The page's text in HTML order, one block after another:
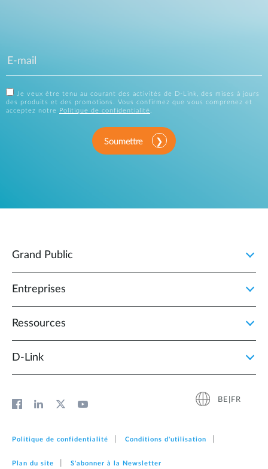
Je veux être tenu au courant des activités de D-Link, des mises à jours
des produits et des promotions. Vous confirmez que vous comprenez et
acceptez notre
Politique de confidentialité.
Soumettre
Grand Public
Entreprises
Ressources
D‑Link
BE|FR
Politique de confidentialité Conditions d'utilisation
Plan du site S'abonner à la Newsletter